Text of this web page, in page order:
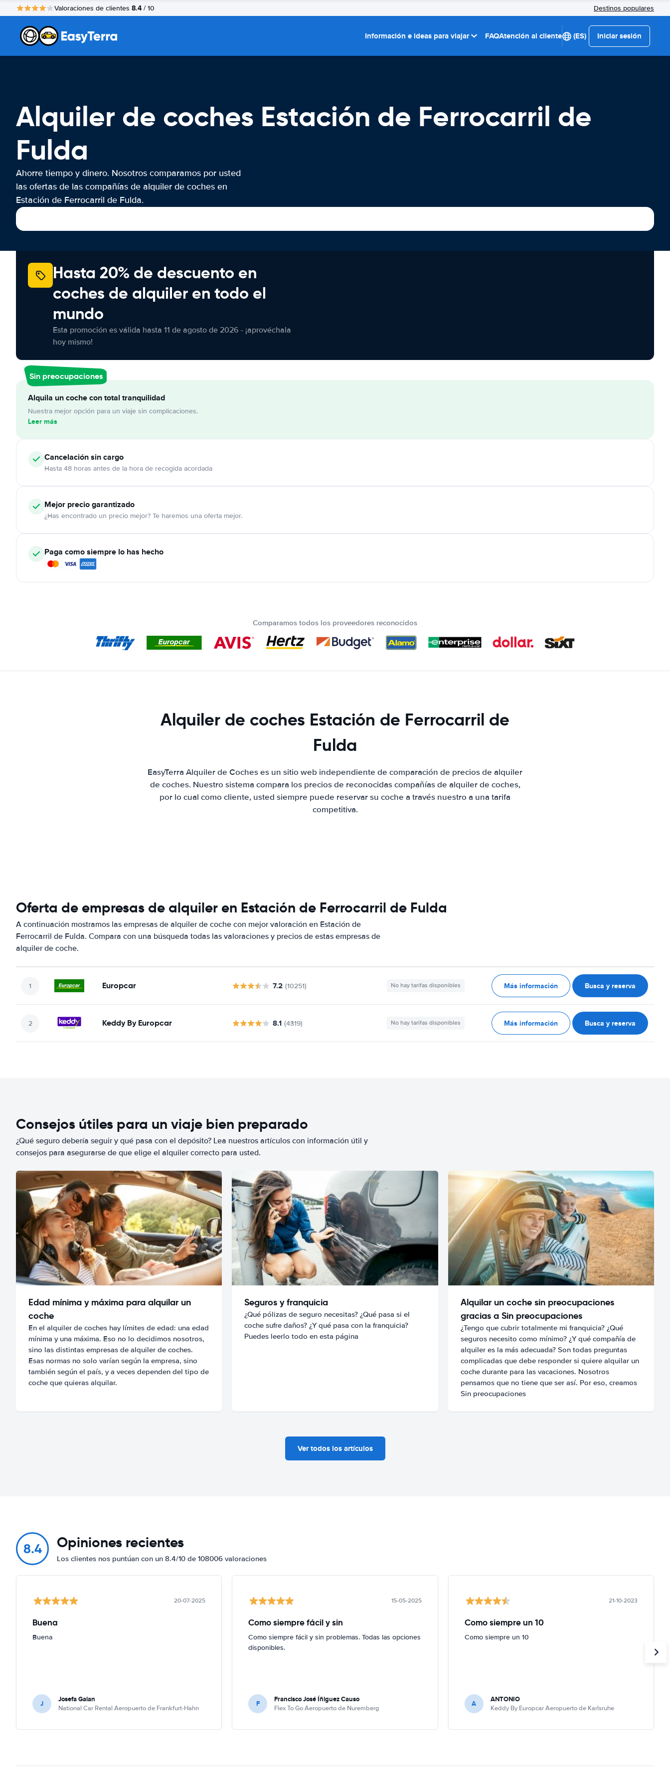
Valoraciones de clientes 8.4 / 10 Destinos populares
Información e ideas para viajar FAQAtención al cliente (ES) Iniciar sesión
Alquiler de coches Estación de Ferrocarril de
Fulda
Ahorre tiempo y dinero. Nosotros comparamos por usted
las ofertas de las compañías de alquiler de coches en
Estación de Ferrocarril de Fulda.
Hasta 20% de descuento en
coches de alquiler en todo el
mundo
Esta promoción es válida hasta 11 de agosto de 2026 - ¡aprovéchala
hoy mismo!
Sin preocupaciones
Alquila un coche con total tranquilidad
Nuestra mejor opción para un viaje sin complicaciones.
Leer más
Cancelaciónsin cargo
Hasta 48 horas antes de la hora de recogida acordada
Mejor precio garantizado
¿Has encontrado un precio mejor? Te haremos una oferta mejor.
Paga como siempre lo has hecho
Comparamos todos los proveedores reconocidos
Alquiler de coches Estación de Ferrocarril de
Fulda
EasyTerra Alquiler de Coches es un sitio web independiente de comparación de precios de alquiler
de coches. Nuestro sistema compara los precios de reconocidas compañías de alquiler de coches,
por lo cual como cliente, usted siempre puede reservar su coche a través nuestro a una tarifa
competitiva.
Oferta de empresas de alquiler en Estación de Ferrocarril de Fulda
A continuación mostramos las empresas de alquiler de coche con mejor valoración en Estación de
Ferrocarril de Fulda. Compara con una búsqueda todas las valoraciones y precios de estas empresas de
alquiler de coche.
Europcar 7.2 (10251) No hay tarifas disponibles Más información Busca y reserva
Keddy By Europcar 8.1 (4319) No hay tarifas disponibles Más información Busca y reserva
Consejos útiles para un viaje bien preparado
¿Qué seguro debería seguir y qué pasa con el depósito? Lea nuestros artículos con información útil y
consejos para asegurarse de que elige el alquiler correcto para usted.
Edad mínima y máxima para alquilar un
coche
En el alquiler de coches hay límites de edad: una edad
mínima y una máxima. Eso no lo decidimos nosotros,
sino las distintas empresas de alquiler de coches.
Esas normas no solo varían según la empresa, sino
también según el país, y a veces dependen del tipo de
coche que quieras alquilar.
Seguros y franquicia
¿Qué pólizas de seguro necesitas? ¿Qué pasa si el
coche sufre daños? ¿Y qué pasa con la franquicia?
Puedes leerlo todo en esta página
Alquilar un coche sin preocupaciones
gracias a Sin preocupaciones
¿Tengo que cubrir totalmente mi franquicia? ¿Qué
seguros necesito como mínimo? ¿Y qué compañía de
alquiler es la más adecuada? Son todas preguntas
complicadas que debe responder si quiere alquilar un
coche durante para las vacaciones. Nosotros
pensamos que no tiene que ser así. Por eso, creamos
Sin preocupaciones
Ver todos los artículos
8.4 Opiniones recientes
Los clientes nos puntúan con un 8.4/10 de 108006 valoraciones
20-07-2025
Buena
Buena
J Josefa Galan
National Car Rental Aeropuerto de Frankfurt-Hahn
15-05-2025
Como siempre fácil y sin
Como siempre fácil y sin problemas. Todas las opciones
disponibles.
F Francisco José Íñiguez Causo
Flex To Go Aeropuerto de Nuremberg
21-10-2023
Como siempre un 10
Como siempre un 10
A ANTONIO
Keddy By Europcar Aeropuerto de Karlsruhe